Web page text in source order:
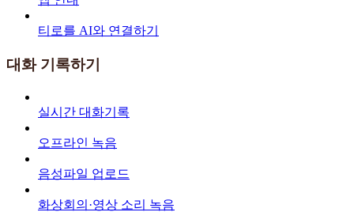
티로를 AI와 연결하기
대화 기록하기
실시간 대화기록
오프라인 녹음
음성파일 업로드
화상회의·영상 소리 녹음